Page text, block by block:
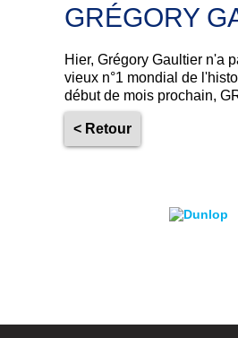
GRÉGORY
Hier, Grégory Gaultier n'a
vieux n°1 mondial de
début de mois prochain,
< Retour